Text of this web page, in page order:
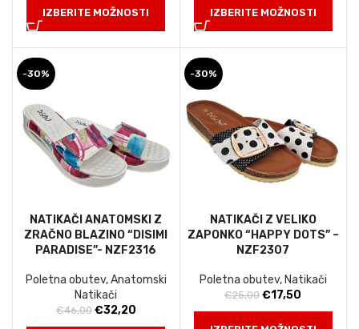
je
je:
IZBERITE MOŽNOSTI
je
je:
IZBERITE MOŽNOSTI
-30%
NATIKAČI ANATOMSKI Z
ZRAČNO BLAZINO “DISIMI
PARADISE”- NZF2316
Poletna obutev,Anatomski
Natikači
€46,00 Izvirna
cena
€32,20Trenutna
cena
-30%
NATIKAČI Z VELIKO
ZAPONKO “HAPPY DOTS” –
NZF2307
Poletna obutev, Natikači
€25,00 Izvirna
cena
je
€17,50
cena
je: